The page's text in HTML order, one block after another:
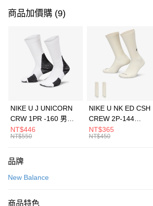
信用卡一次付款
3 期 0 利率 每期
合作金庫商業銀行
第一商業銀行
華南商業銀行
彰化商業銀行
上海商業儲蓄銀行
元大商業銀行
台灣樂天信用卡公司
Apple Pay
全盈+PAY
AFTEE先享後付
【關於「AFTEE先享後付」】
便利好安心！
運送方式
每筆NT$100，滿NT$1,500(含以上)免運費
商品加價購 (9)
NIKE U J UNICORN
CRW 1PR -160 男女
中統襪 FZ3393100
NT$446
NT$550
NIKE U NK ED CSH
CREW 2P-144
EMBRDY 男女 短統襪
FZ3073133
NT$365
NT$450
品牌
New Balance
商品特色